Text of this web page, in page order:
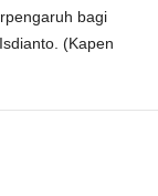
bagi
(Kapen